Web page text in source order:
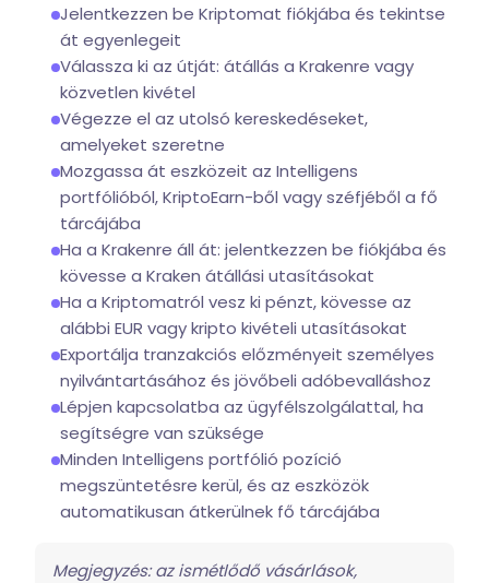
Jelentkezzen be Kriptomat fiókjába és tekintse
át egyenlegeit
Válassza ki az útját: átállás a Krakenre vagy
közvetlen kivétel
Végezze el az utolsó kereskedéseket,
amelyeket szeretne
Mozgassa át eszközeit az Intelligens
portfólióból, KriptoEarn-ből vagy széfjéből a fő
tárcájába
Ha a Krakenre áll át: jelentkezzen be fiókjába és
kövesse a Kraken átállási utasításokat
Ha a Kriptomatról vesz ki pénzt, kövesse az
alábbi EUR vagy kripto kivételi utasításokat
Exportálja tranzakciós előzményeit személyes
nyilvántartásához és jövőbeli adóbevalláshoz
Lépjen kapcsolatba az ügyfélszolgálattal, ha
segítségre van szüksége
Minden Intelligens portfólió pozíció
megszüntetésre kerül, és az eszközök
automatikusan átkerülnek fő tárcájába
Megjegyzés: az ismétlődő vásárlások,